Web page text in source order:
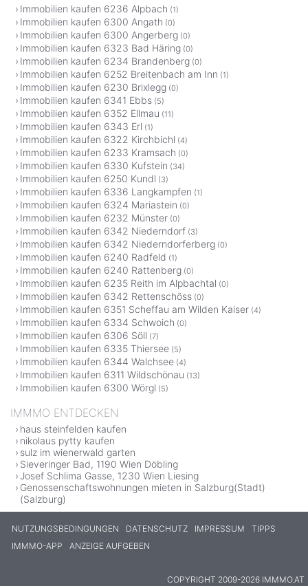
Immobilien kaufen 6236 Alpbach (1)
Immobilien kaufen 6300 Angath (0)
Immobilien kaufen 6300 Angerberg (0)
Immobilien kaufen 6323 Bad Häring (0)
Immobilien kaufen 6234 Brandenberg (0)
Immobilien kaufen 6252 Breitenbach am Inn (1)
Immobilien kaufen 6230 Brixlegg (0)
Immobilien kaufen 6341 Ebbs (5)
Immobilien kaufen 6352 Ellmau (11)
Immobilien kaufen 6343 Erl (1)
Immobilien kaufen 6322 Kirchbichl (4)
Immobilien kaufen 6233 Kramsach (0)
Immobilien kaufen 6330 Kufstein (34)
Immobilien kaufen 6250 Kundl (3)
Immobilien kaufen 6336 Langkampfen (1)
Immobilien kaufen 6324 Mariastein (0)
Immobilien kaufen 6232 Münster (0)
Immobilien kaufen 6342 Niederndorf (3)
Immobilien kaufen 6342 Niederndorferberg (0)
Immobilien kaufen 6240 Radfeld (1)
Immobilien kaufen 6240 Rattenberg (0)
Immobilien kaufen 6235 Reith im Alpbachtal (0)
Immobilien kaufen 6342 Rettenschöss (0)
Immobilien kaufen 6351 Scheffau am Wilden Kaiser (4)
Immobilien kaufen 6334 Schwoich (0)
Immobilien kaufen 6306 Söll (7)
Immobilien kaufen 6335 Thiersee (5)
Immobilien kaufen 6344 Walchsee (4)
Immobilien kaufen 6311 Wildschönau (13)
Immobilien kaufen 6300 Wörgl (5)
IMMMO ENTDECKEN
haus steinfelden kaufen
nikolaus pytty kaufen
sulz im wienerwald garten
Sieveringer Bad, 1190 Wien Döbling
Josef Schlima Gasse, 1230 Wien Liesing
Genossenschaftswohnungen mieten in Salzburg(Stadt)
(Salzburg)
NUTZUNGSBEDINGUNGEN DATENSCHUTZ IMPRESSUM
TIPPS
IMMMO-APP
ANZEIGE AUFGEBEN
COPYRIGHT 2009-2026 IMMMO.AT